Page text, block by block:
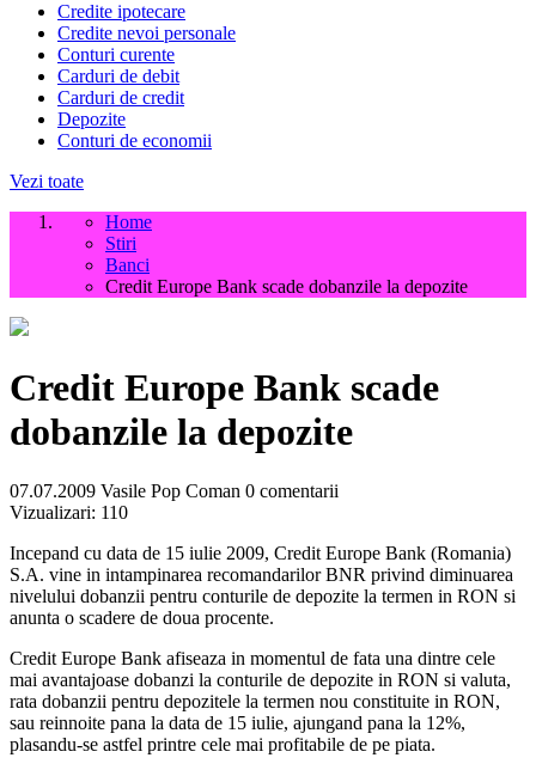
Credite ipotecare
Credite nevoi personale
Conturi curente
Carduri de debit
Carduri de credit
Depozite
Conturi de economii
Vezi toate
Home
Stiri
Banci
Credit Europe Bank scade dobanzile la depozite
Credit Europe Bank scade
dobanzile la depozite
07.07.2009 Vasile Pop Coman 0 comentarii
Vizualizari: 110
Incepand cu data de 15 iulie 2009, Credit Europe Bank (Romania)
S.A. vine in intampinarea recomandarilor BNR privind diminuarea
nivelului dobanzii pentru conturile de depozite la termen in RON si
anunta o scadere de doua procente.
Credit Europe Bank afiseaza in momentul de fata una dintre cele
mai avantajoase dobanzi la conturile de depozite in RON si valuta,
rata dobanzii pentru depozitele la termen nou constituite in RON,
sau reinnoite pana la data de 15 iulie, ajungand pana la 12%,
plasandu-se astfel printre cele mai profitabile de pe piata.